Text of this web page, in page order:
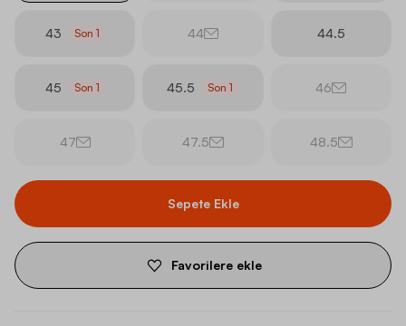
43 Son 1 44 44.5
45 Son 1 45.5 Son1 46
47 47.5 48.5
Sepete Ekle
Favorilere ekle